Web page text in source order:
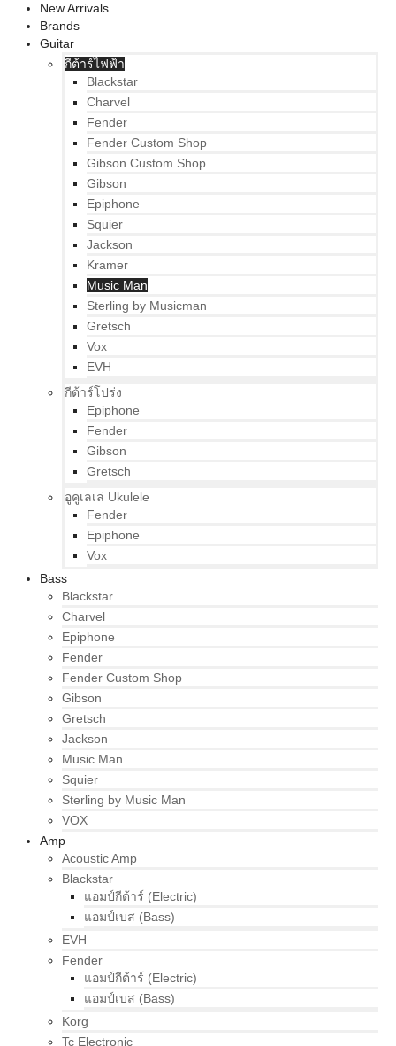
New Arrivals
Brands
Guitar
กีต้าร์ไฟฟ้า
Blackstar
Charvel
Fender
Fender Custom Shop
Gibson Custom Shop
Gibson
Epiphone
Squier
Jackson
Kramer
Music Man
Sterling by Musicman
Gretsch
Vox
EVH
กีต้าร์โปร่ง
Epiphone
Fender
Gibson
Gretsch
อูคูเลเล่ Ukulele
Fender
Epiphone
Vox
Bass
Blackstar
Charvel
Epiphone
Fender
Fender Custom Shop
Gibson
Gretsch
Jackson
Music Man
Squier
Sterling by Music Man
VOX
Amp
Acoustic Amp
Blackstar
แอมป์กีต้าร์ (Electric)
แอมป์เบส (Bass)
EVH
Fender
แอมป์กีต้าร์ (Electric)
แอมป์เบส (Bass)
Korg
Tc Electronic